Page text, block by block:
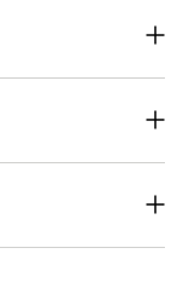
- предназначена
Основным
волос
массируют
повредить